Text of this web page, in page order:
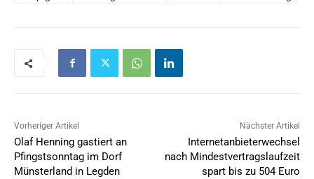
Vorheriger Artikel
Olaf Henning gastiert an
Pfingstsonntag im Dorf
Münsterland in Legden
Nächster Artikel
Internetanbieterwechsel
nach Mindestvertragslaufzeit
spart bis zu 504 Euro